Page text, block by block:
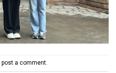
post a comment.